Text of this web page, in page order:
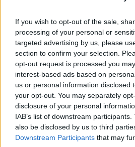
If you wish to opt-out of the sale,
processing of your personal or
targeted advertising by us, please
section to confirm your selection.
opt-out request is processed you
interest-based ads based on
us or personal information disclosed
your opt-out. You may separately
disclosure of your personal
IAB’s list of downstream
also be disclosed by us to third
Downstream Participants that may
Az Index emlékeztetője szerint már
hogy a 64 éves Bolsonaro sajtósa
miután az Egyesült Államokban
Államokba Bolsonaróval,
utazott. A brazil elnök szombat
Trumppal is, az amerikai elnök
ahol különböző fotók alapján...
KEDVES OLVASÓNK!